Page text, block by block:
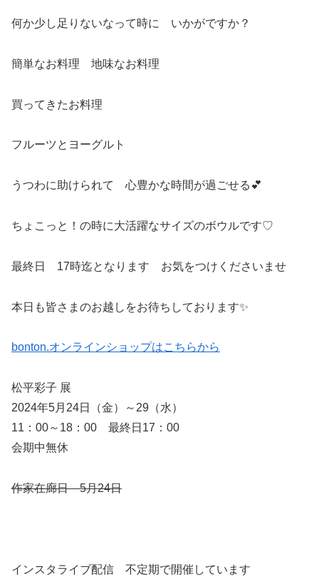
何か少し足りないなって時に いかがですか？
簡単なお料理 地味なお料理
買ってきたお料理
フルーツとヨーグルト
うつわに助けられて 心豊かな時間が過ごせる💕
ちょこっと！の時に大活躍なサイズのボウルです♡
最終日 17時迄となります お気をつけくださいませ
本日も皆さまのお越しをお待ちしております✨
bonton.オンラインショップはこちらから
松平彩子 展
2024年5月24日（金）～29（水）
11：00～18：00 最終日17：00
会期中無休
作家在廊日 5月24日
インスタライブ配信 不定期で開催しています